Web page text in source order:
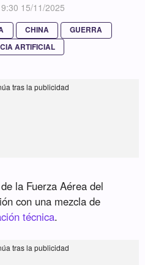
15/11/2025
CHINA
GUERRA
ARTIFICIAL
la Fuerza Aérea del
con una mezcla de
técnica.